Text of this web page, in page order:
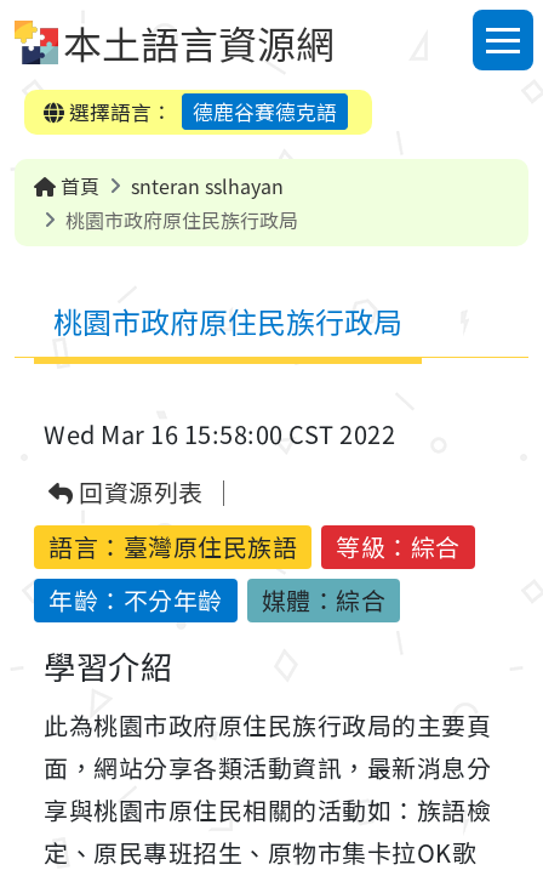
本土語言資源網
選單
選擇語言：
德鹿谷賽德克語
首頁
snteran sslhayan
桃園市政府原住民族行政局
桃園市政府原住民族行政局
Wed Mar 16 15:58:00 CST 2022
回資源列表
語言： 臺灣原住民族語
等級：綜合
年齡：不分年齡
媒體：綜合
學習介紹
此為桃園市政府原住民族行政局的主要頁
面，網站分享各類活動資訊，最新消息分
享與桃園市原住民相關的活動如：族語檢
定、原民專班招生、原物市集卡拉OK歌